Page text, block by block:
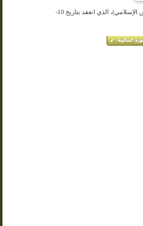
الملتقى الدولي الثاني بدمشق، تحت عنوان (الرسول الأعظم (ص) رمز التضامن الإسلامي)، الذي انعقد بتاريخ 10-